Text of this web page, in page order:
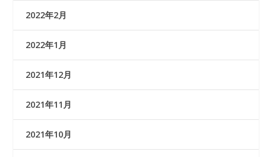
2022年2月
2022年1月
2021年12月
2021年11月
2021年10月